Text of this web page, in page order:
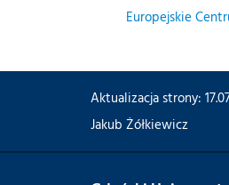
Europejskie
Aktualizacja strony:
Jakub Żółkiewicz